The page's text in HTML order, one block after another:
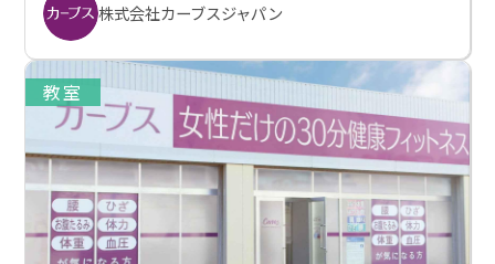
株式会社カーブスジャパン
教室